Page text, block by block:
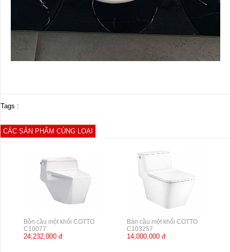
Tags :
CÁC SẢN PHẨM CÙNG LOẠI
Bồn cầu một khối COTTO
C10077
24,232,000 đ
Bàn cầu một khối COTTO
C103257
14,000,000 đ